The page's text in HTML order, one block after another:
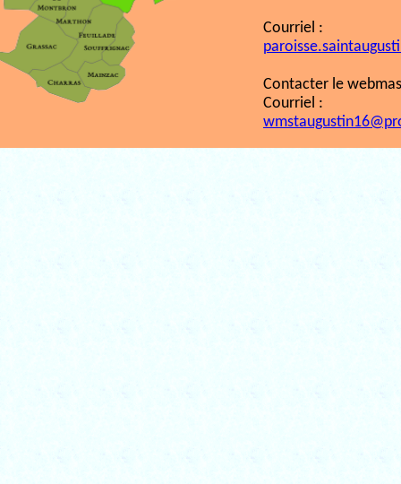
Courriel :
Contacter le
Courriel :